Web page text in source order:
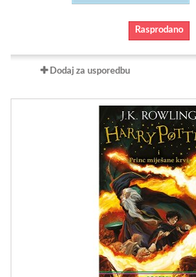
Rasprodano
Dodaj za usporedbu